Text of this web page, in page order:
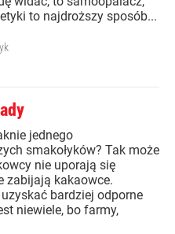
to najdroższy sposób...
jednego
smakołyków? Tak może
nie uporają się
zabijają kakaowce.
bardziej odporne
niewiele, bo farmy,